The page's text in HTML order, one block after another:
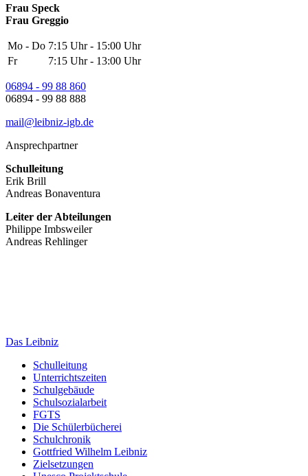
Frau Speck
Frau Greggio
Mo - Do 7:15 Uhr - 15:00 Uhr
Fr
7:15 Uhr - 13:00 Uhr
06894 - 99 88 860
06894 - 99 88 888
mail@leibniz-igb.de
Ansprechpartner
Schulleitung
Erik Brill
Andreas Bonaventura
Leiter der Abteilungen
Philippe Imbsweiler
Andreas Rehlinger
Das Leibniz
Schulleitung
Unterrichtszeiten
Schulgebäude
Schulsozialarbeit
FGTS
Die Schülerbücherei
Schulchronik
Gottfried Wilhelm Leibniz
Zielsetzungen